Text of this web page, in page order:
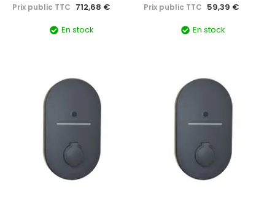
Prix public TTC 712,68 €
En stock
Prix public TTC 59,39 €
En stock